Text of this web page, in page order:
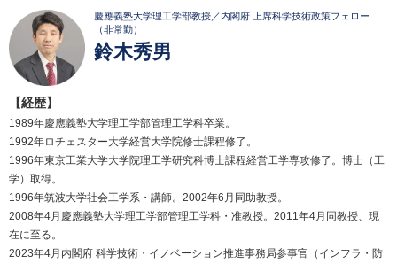
慶應義塾大学理工学部教授／内閣府 上席科学技術政策フェロー
（非常勤）
鈴木秀男
【経歴】
1989年慶應義塾大学理工学部管理工学科卒業。
1992年ロチェスター大学経営大学院修士課程修了。
1996年東京工業大学大学院理工学研究科博士課程経営工学専攻修了。博士（工
学）取得。
1996年筑波大学社会工学系・講師。2002年6月同助教授。
2008年4月慶應義塾大学理工学部管理工学科・准教授。2011年4月同教授、現
在に至る。
2023年4月内閣府 科学技術・イノベーション推進事務局参事官（インフラ・防